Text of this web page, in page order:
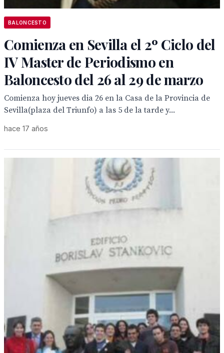
BALONCESTO
Comienza en Sevilla el 2º Ciclo del
IV Master de Periodismo en
Baloncesto del 26 al 29 de marzo
Comienza hoy jueves dia 26 en la Casa de la Provincia de
Sevilla(plaza del Triunfo) a las 5 de la tarde y...
hace 17 años